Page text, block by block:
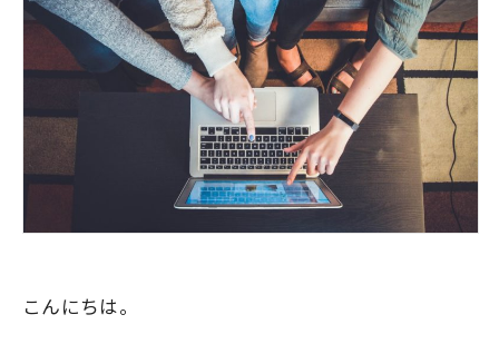
こんにちは。